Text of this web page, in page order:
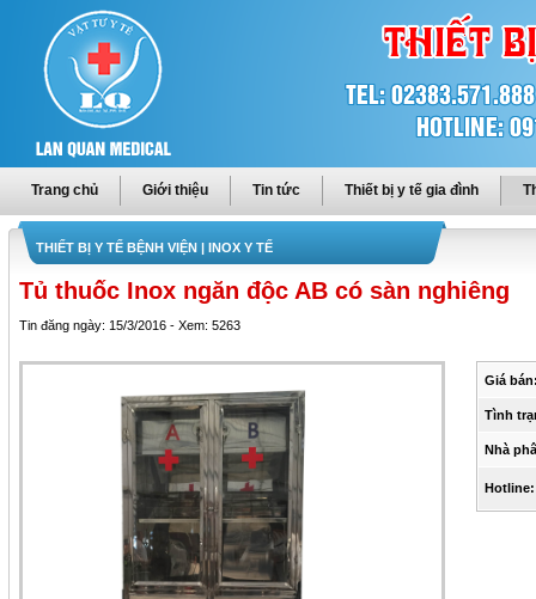
Trang chủ Giới thiệu Tin tức Thiết bị y tế gia đình
THIẾT BỊ Y TẾ BỆNH VIỆN | INOX Y TẾ
Tủ thuốc Inox ngăn độc AB có sàn nghiêng
Tin đăng ngày: 15/3/2016 - Xem: 5263
Giá
Tình
Nhà
Hotline: